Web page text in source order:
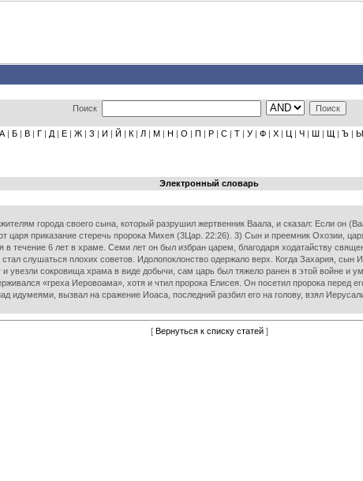
Поиск
А | Б | В | Г | Д | Е | Ж | З | И | Й | К | Л | М | Н | О | П | Р | С | Т | У | Ф | Х | Ц | Ч | Ш | Щ | Ъ | Ы
Электронный словарь
города своего сына, который разрушил жертвенник Ваала, и сказал: Если он
царя приказание стеречь пророка Михея (3Цар. 22:26). 3) Сын и преемник Охозии,
течение 6 лет в храме. Семи лет он был избран царем, благодаря ходатайству
слушаться плохих советов. Идолопоклонство одержало верх. Когда Захария, сын
увезли сокровища храма в виде добычи, сам царь был тяжело ранен в этой войне
«греха Иеровоама», хотя и чтил пророка Елисея. Он посетил пророка
идумеями, вызвал на сражение Иоаса, последний разбил его на голову, взял
[ Вернуться к списку статей]